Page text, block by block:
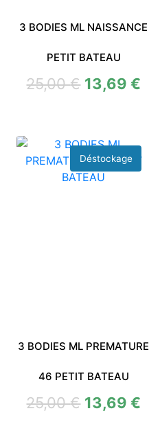
3 BODIES ML NAISSANCE
PETIT BATEAU
25,00€ 13,69€
3 BODIES ML PREMATURE
46 PETIT BATEAU
25,00€ 13,69€